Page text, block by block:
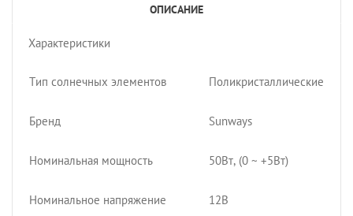
ОПИСАНИЕ
Характеристики
Тип солнечных элементов Поликристаллические
Бренд Sunways
Номинальная мощность 50Вт, (0 ~ +5Вт)
Номинальное напряжение 12В